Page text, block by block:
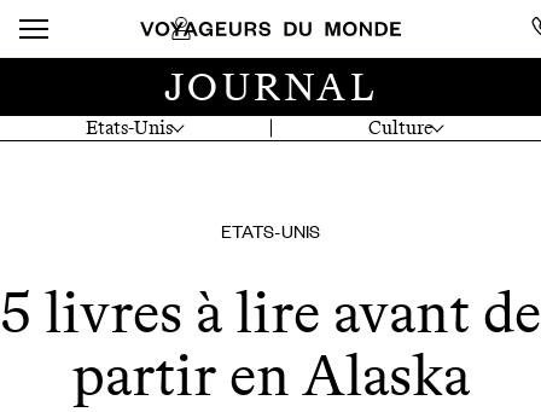
Etats-Unis Culture
JOURNAL
ETATS-UNIS
5 livres à lire avant de
partir en Alaska